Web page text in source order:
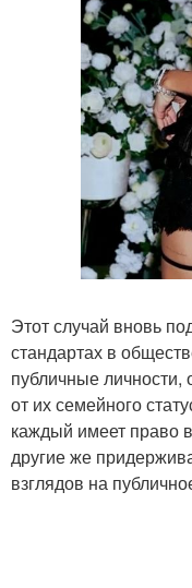
Этот случай вновь
стандартах в
публичные
от их семейного
каждый имеет право
другие же
взглядов на